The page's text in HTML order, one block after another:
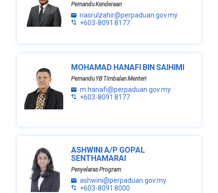
Pemandu Kenderaan
nasrulzahir@perpaduan.gov.my
+603-8091 8177
MOHAMAD HANAFI BIN SAIHIMI
Pemandu YB Timbalan Menteri
m.hanafi@perpaduan.gov.my
+603-8091 8177
ASHWINI A/P GOPAL
SENTHAMARAI
Penyelaras Program
ashwini@perpaduan.gov.my
+603-8091 8000